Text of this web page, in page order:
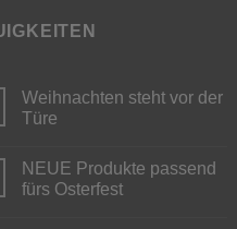
Weihnachten steht vor der
Türe
zu
Weihnachten
steht
NEUE Produkte passend
fürs Osterfest